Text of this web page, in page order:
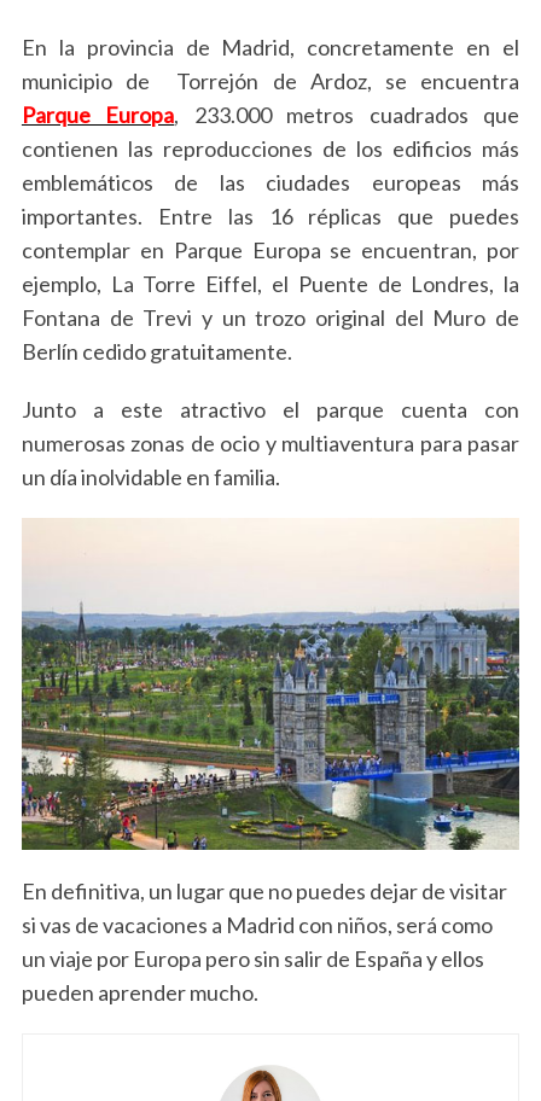
En la provincia de Madrid, concretamente en el
municipio de Torrejón de Ardoz, se encuentra
Parque Europa, 233.000 metros cuadrados que
contienen las reproducciones de los edificios más
emblemáticos de las ciudades europeas más
importantes. Entre las 16 réplicas que puedes
contemplar en Parque Europa se encuentran, por
ejemplo, La Torre Eiffel, el Puente de Londres, la
Fontana de Trevi y un trozo original del Muro de
Berlín cedido gratuitamente.
Junto a este atractivo el parque cuenta con
numerosas zonas de ocio y multiaventura para pasar
un día inolvidable en familia.
En definitiva, un lugar que no puedes dejar de visitar
si vas de vacaciones a Madrid con niños, será como
un viaje por Europa pero sin salir de España y ellos
pueden aprender mucho.